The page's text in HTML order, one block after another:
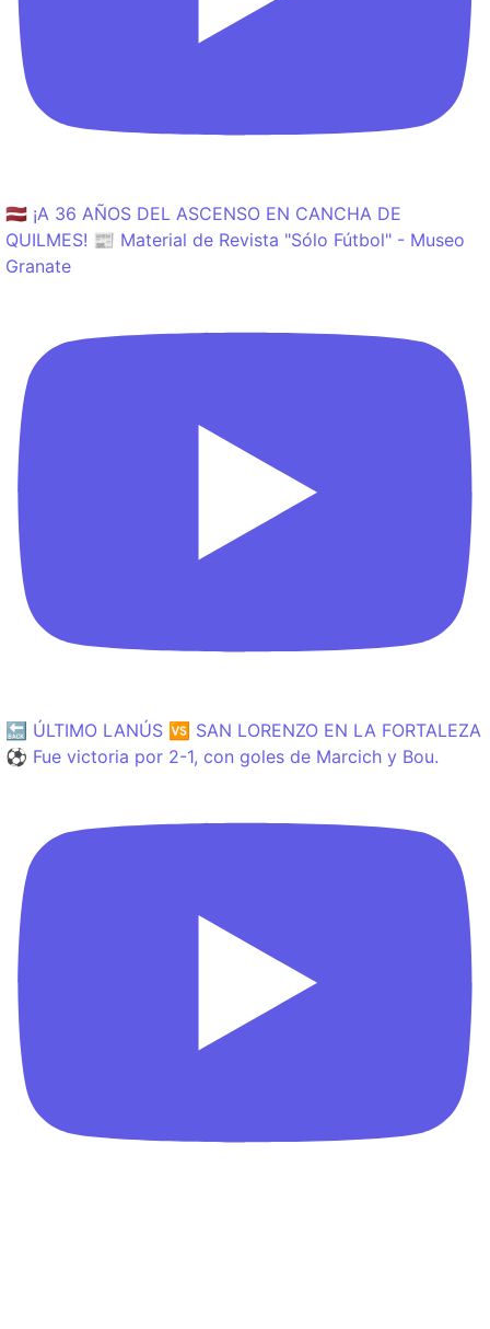
🇱🇻 ¡A 36 AÑOS DEL ASCENSO EN CANCHA DE
QUILMES! 📰 Material de Revista "Sólo Fútbol" - Museo
Granate
🔙 ÚLTIMO LANÚS 🆚 SAN LORENZO EN LA FORTALEZA
⚽️ Fue victoria por 2-1, con goles de Marcich y Bou.